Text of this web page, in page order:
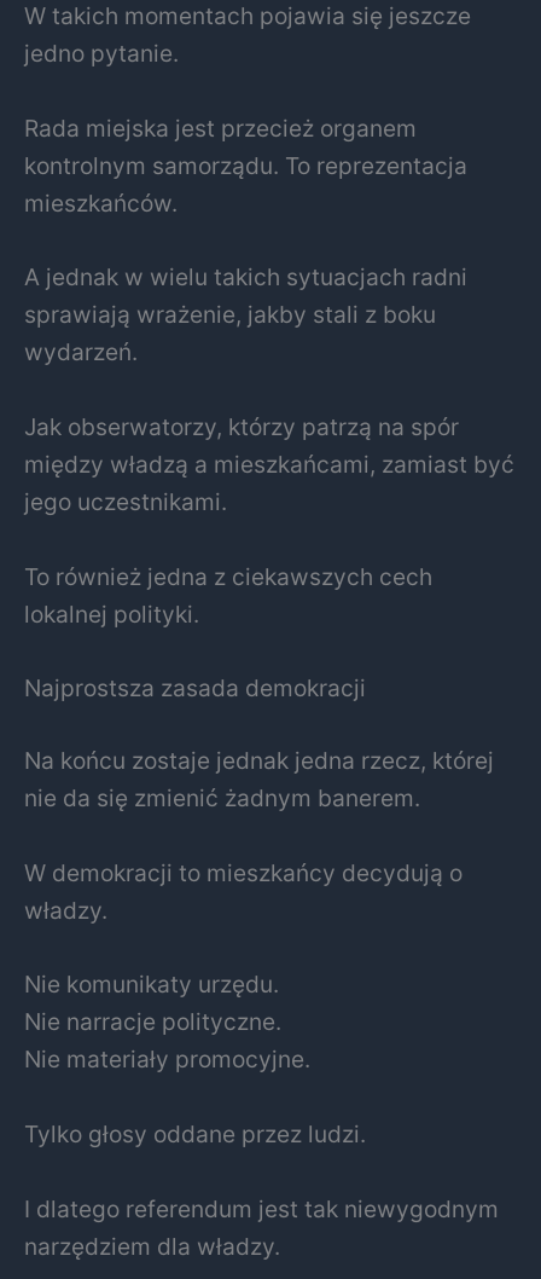
W takich momentach pojawia się jeszcze
jedno pytanie.
Rada miejska jest przecież organem
kontrolnym samorządu. To reprezentacja
mieszkańców.
A jednak w wielu takich sytuacjach radni
sprawiają wrażenie, jakby stali z boku
wydarzeń.
Jak obserwatorzy, którzy patrzą na spór
między władzą a mieszkańcami, zamiast być
jego uczestnikami.
To również jedna z ciekawszych cech
lokalnej polityki.
Najprostsza zasada demokracji
Na końcu zostaje jednak jedna rzecz, której
nie da się zmienić żadnym banerem.
W demokracji to mieszkańcy decydują o
władzy.
Nie komunikaty urzędu.
Nie narracje polityczne.
Nie materiały promocyjne.
Tylko głosy oddane przez ludzi.
I dlatego referendum jest tak niewygodnym
narzędziem dla władzy.